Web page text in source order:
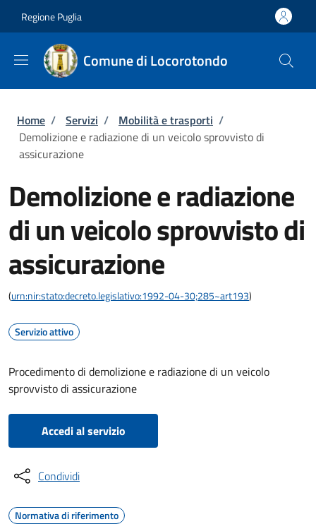
Regione Puglia
Comune di Locorotondo
Briciole di pane
Home / Servizi / Mobilità e trasporti /
Demolizione e radiazione di un veicolo sprovvisto di
assicurazione
Demolizione e radiazione
di un veicolo sprovvisto di
assicurazione
(urn:nir:stato:decreto.legislativo:1992-04-30;285~art193)
Servizio attivo
Procedimento di demolizione e radiazione di un veicolo
sprovvisto di assicurazione
Accedi al servizio
Condividi
Normativa di riferimento